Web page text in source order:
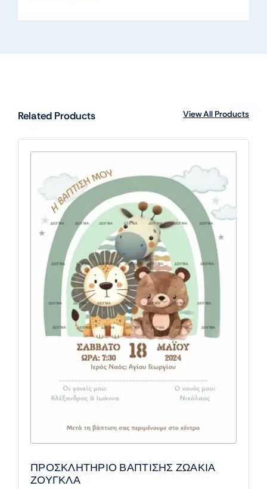
Related Products View All Products
ΠΡΟΣΚΛΗΤΗΡΙΟ ΒΑΠΤΙΣΗΣ ΖΩΑΚΙΑ
ΖΟΥΓΚΛΑ